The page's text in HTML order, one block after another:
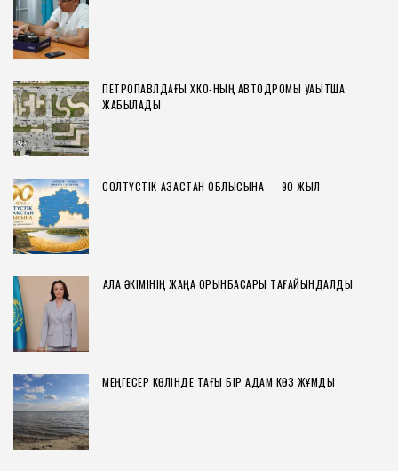
ПЕТРОПАВЛДАҒЫ ХҚКО-НЫҢ АВТОДРОМЫ УАҚЫТША
ЖАБЫЛАДЫ
СОЛТҮСТІК ҚАЗАҚСТАН ОБЛЫСЫНА — 90 ЖЫЛ
ҚАЛА ӘКІМІНІҢ ЖАҢА ОРЫНБАСАРЫ ТАҒАЙЫНДАЛДЫ
МЕҢГЕСЕР КӨЛІНДЕ ТАҒЫ БІР АДАМ КӨЗ ЖҰМДЫ